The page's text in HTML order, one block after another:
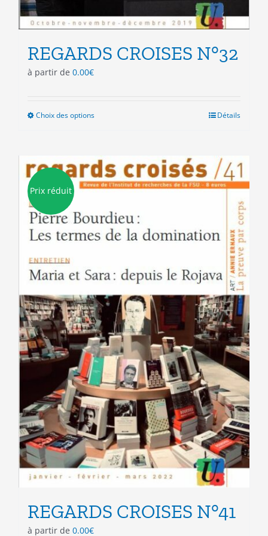
REGARDS CROISES N°32
à partir de 0.00€
Choix des optionsCe
plusieurs
variations.
Les
être
choisies
page
produit
Détails
Prix réduit
REGARDS CROISES N°41
à partir de 0.00€